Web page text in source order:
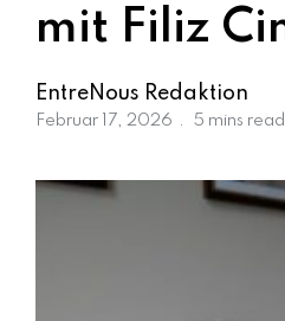
M
d
e
g
mit Filiz
EntreNous Redaktion
Februar 17, 2026 5 mins read